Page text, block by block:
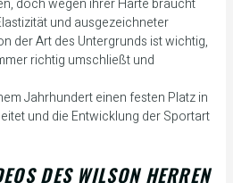
und ausgezeichneter
der Art des Untergrunds ist wichtig,
richtig umschließt und
Jahrhundert einen festen Platz in
und die Entwicklung der Sportart
DES WILSON HERREN